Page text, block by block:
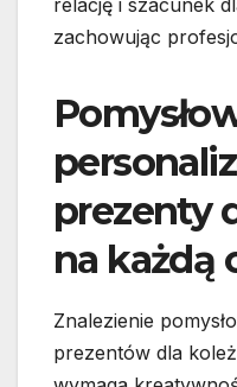
relację i szacunek
zachowując
prezenty
na każdą
Znalezienie
prezentów dla